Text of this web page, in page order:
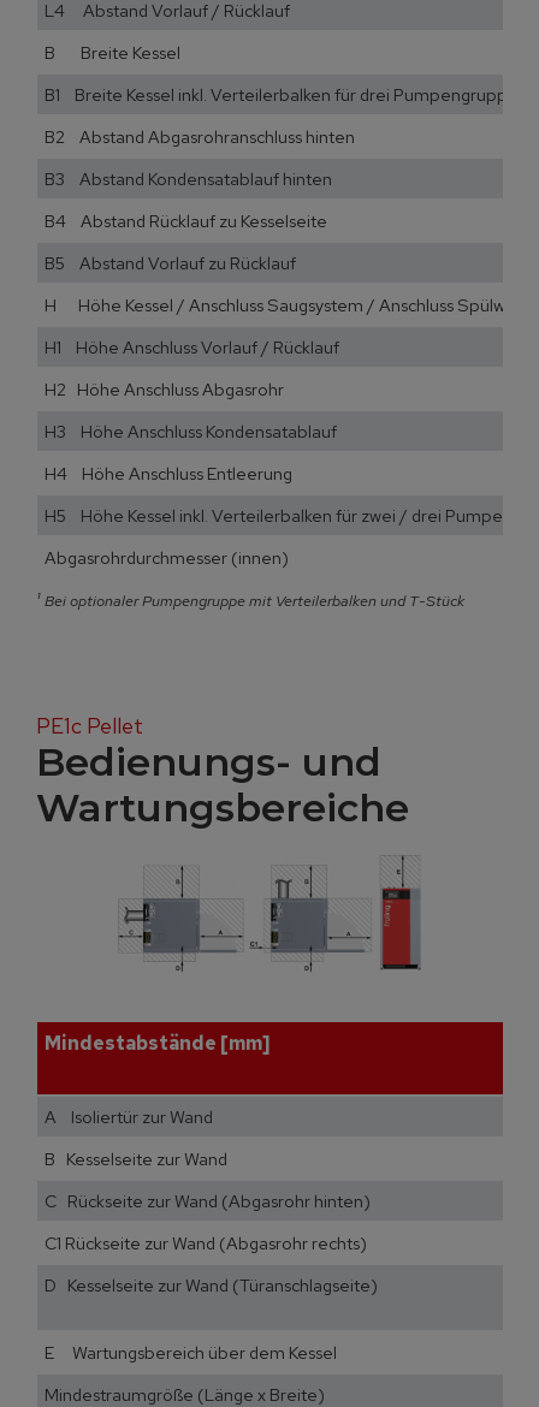
L4 Abstand Vorlauf / Rücklauf
B Breite Kessel
B1 Breite Kessel inkl. Verteilerbalken für drei Pumpengruppen
B2 Abstand Abgasrohranschluss hinten
B3 Abstand Kondensatablauf hinten
B4 Abstand Rücklauf zu Kesselseite
B5 Abstand Vorlauf zu Rücklauf
H Höhe Kessel / Anschluss Saugsystem / Anschluss
H1 Höhe Anschluss Vorlauf / Rücklauf
H2 Höhe Anschluss Abgasrohr
H3 Höhe Anschluss Kondensatablauf
H4 Höhe Anschluss Entleerung
H5 Höhe Kessel inkl. Verteilerbalken für zwei / drei
Abgasrohrdurchmesser (innen)
¹Bei optionaler Pumpengruppe mit Verteilerbalken und T-Stück
PE1c Pellet
Bedienungs- und
Wartungsbereiche
Mindestabstände [mm]
A Isoliertür zur Wand
B Kesselseite zur Wand
C Rückseite zur Wand (Abgasrohr hinten)
C1 Rückseite zur Wand (Abgasrohr rechts)
D Kesselseite zur Wand (Türanschlagseite)
E Wartungsbereich über dem Kessel
Mindestraumgröße (Länge x Breite)